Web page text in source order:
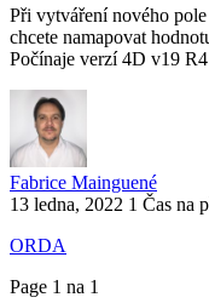
Při vytváření nového
chcete namapovat
Počínaje verzí 4D v19
Fabrice Mainguené
13 ledna, 2022 1 Čas na
ORDA
Page 1 na 1